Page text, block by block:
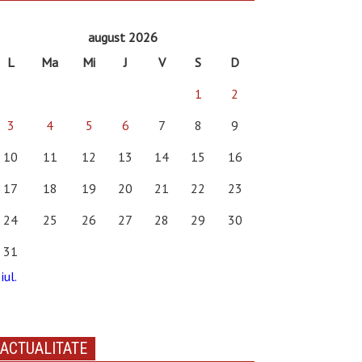
august 2026
L
Ma Mi J V S
D
1
2
3
4 5 6 7 8
9
10
11 12 13 14 15
16
17
18 19 20 21 22
23
24
25 26 27 28 29
30
31
ACTUALITATE